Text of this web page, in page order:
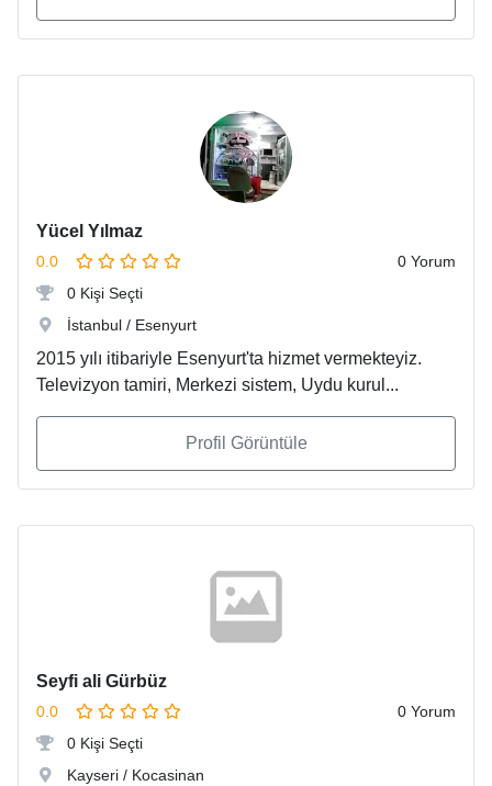
Yücel Yılmaz
0.0
0 Yorum
0 Kişi Seçti
İstanbul / Esenyurt
2015 yılı itibariyle Esenyurt'ta hizmet vermekteyiz.
Televizyon tamiri, Merkezi sistem, Uydu kurul...
Profil Görüntüle
Seyfi ali Gürbüz
0.0
0 Yorum
0 Kişi Seçti
Kayseri / Kocasinan